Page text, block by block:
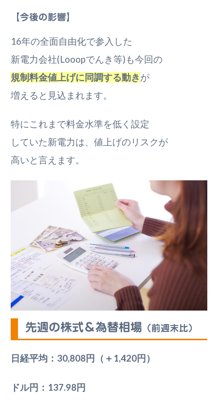
【今後の影響】
16年の全面自由化で参入した
新電力会社(Looopでんき等)も今回の
規制料金値上げに同調する動きが
増えると見込まれます。
特にこれまで料金水準を低く設定
していた新電力は、値上げのリスクが
高いと言えます。
先週の株式＆為替相場（前週末比）
日経平均：30,808円（＋1,420円）
ドル円：137.98円